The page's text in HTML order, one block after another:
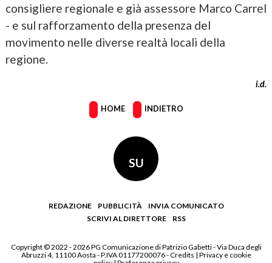
consigliere regionale e già assessore Marco Carrel
- e sul rafforzamento della presenza del
movimento nelle diverse realtà locali della
regione.
i.d.
HOME INDIETRO
SU
REDAZIONE PUBBLICITÀ
INVIA COMUNICATO
SCRIVI AL DIRETTORE
RSS
Copyright © 2022 - 2026 PG Comunicazione di Patrizio Gabetti - Via Duca degli
Abruzzi 4, 11100 Aosta - P.IVA 01177200076 -Credits | Privacy e cookie